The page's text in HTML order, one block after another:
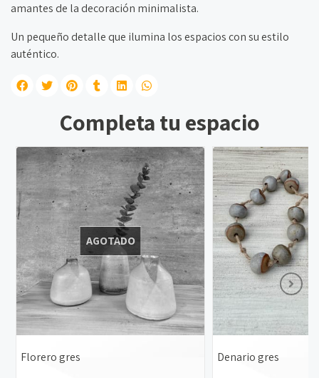
amantes de la decoración minimalista.
Un pequeño detalle que ilumina los espacios con su estilo
auténtico.
Completa tu espacio
AGOTADO
Florero gres Denario gres